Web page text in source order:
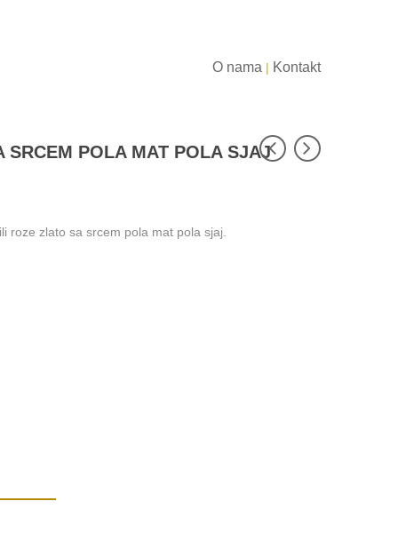
O nama | Kontakt
SRCEM POLA MAT POLA SJAJ
roze zlato sa srcem pola mat pola sjaj.